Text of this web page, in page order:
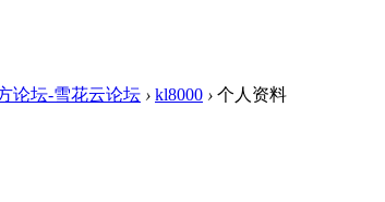
论坛-雪花云论坛 › kl8000 › 个人资料